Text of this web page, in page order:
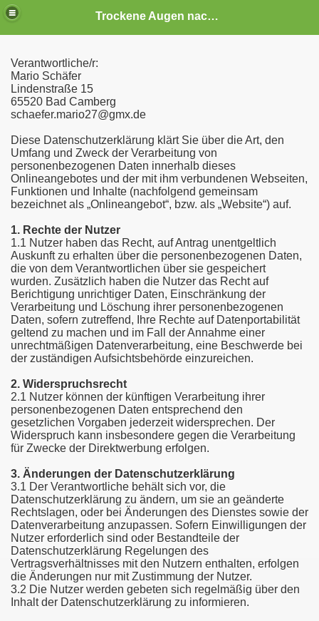
Trockene Augen nach allogener Stammzelltransplantation
Verantwortliche/r:
Mario Schäfer
Lindenstraße 15
65520 Bad Camberg
schaefer.mario27@gmx.de
Diese Datenschutzerklärung klärt Sie über die Art, den
Umfang und Zweck der Verarbeitung von
personenbezogenen Daten innerhalb dieses
Onlineangebotes und der mit ihm verbundenen Webseiten,
Funktionen und Inhalte (nachfolgend gemeinsam
bezeichnet als „Onlineangebot“, bzw. als „Website“) auf.
1. Rechte der Nutzer
1.1 Nutzer haben das Recht, auf Antrag unentgeltlich
Auskunft zu erhalten über die personenbezogenen Daten,
die von dem Verantwortlichen über sie gespeichert
wurden. Zusätzlich haben die Nutzer das Recht auf
Berichtigung unrichtiger Daten, Einschränkung der
Verarbeitung und Löschung ihrer personenbezogenen
Daten, sofern zutreffend, Ihre Rechte auf Datenportabilität
geltend zu machen und im Fall der Annahme einer
unrechtmäßigen Datenverarbeitung, eine Beschwerde bei
der zuständigen Aufsichtsbehörde einzureichen.
2. Widerspruchsrecht
2.1 Nutzer können der künftigen Verarbeitung ihrer
personenbezogenen Daten entsprechend den
gesetzlichen Vorgaben jederzeit widersprechen. Der
Widerspruch kann insbesondere gegen die Verarbeitung
für Zwecke der Direktwerbung erfolgen.
3. Änderungen der Datenschutzerklärung
3.1 Der Verantwortliche behält sich vor, die
Datenschutzerklärung zu ändern, um sie an geänderte
Rechtslagen, oder bei Änderungen des Dienstes sowie der
Datenverarbeitung anzupassen. Sofern Einwilligungen der
Nutzer erforderlich sind oder Bestandteile der
Datenschutzerklärung Regelungen des
Vertragsverhältnisses mit den Nutzern enthalten, erfolgen
die Änderungen nur mit Zustimmung der Nutzer.
3.2 Die Nutzer werden gebeten sich regelmäßig über den
Inhalt der Datenschutzerklärung zu informieren.